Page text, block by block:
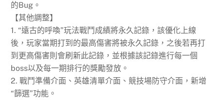
的Bug。
【其他調整】
1. “遠古的呼喚”玩法戰鬥成績將永久記錄，該優化上線
後，玩家當期打到的最高傷害將被永久記錄，之後若再打
到更高傷害則會刷新此記錄，並根據該記錄進行每一個
boss以及每一期排行的獎勵發放。
2. 戰鬥準備介面、英雄清單介面、競技場防守介面，新增
“篩選”功能。